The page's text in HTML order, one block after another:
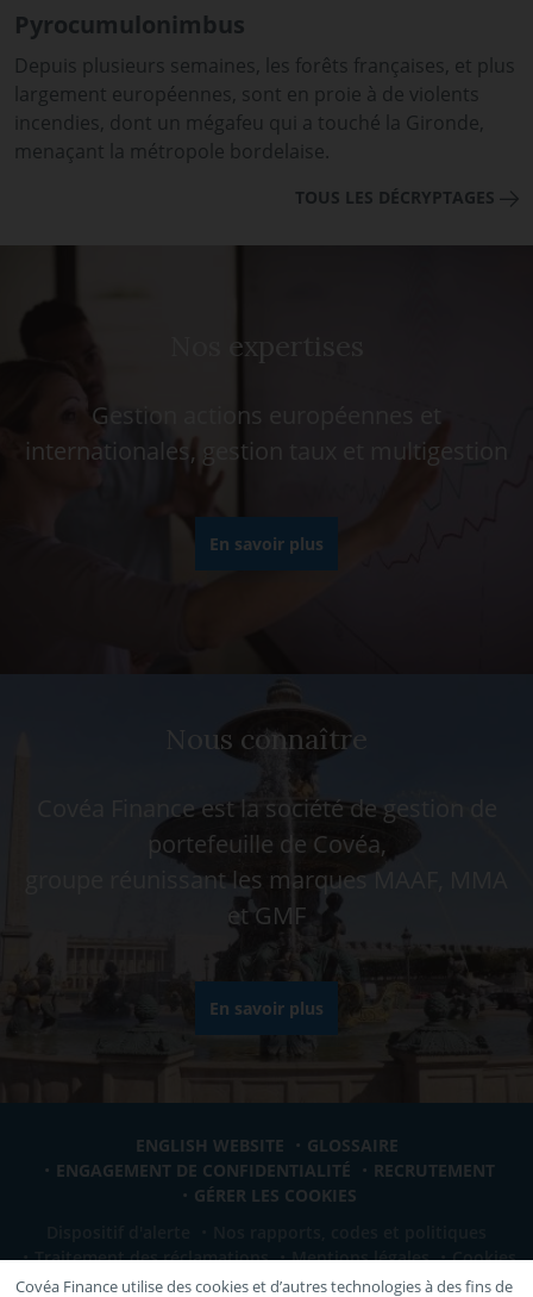
Covéa Finance utilise des cookies et d’autres technologies à des fins de
Pyrocumulonimbus
Depuis plusieurs semaines, les forêts françaises, et plus
largement européennes, sont en proie à de violents
incendies, dont un mégafeu qui a touché la Gironde,
menaçant la métropole bordelaise.
TOUS LES DÉCRYPTAGES
Nos expertises
Gestion actions européennes et
internationales, gestion taux et multigestion
En savoir plus
Nous connaître
Covéa Finance est la société de gestion de
portefeuille de Covéa,
groupe réunissant les marques MAAF, MMA
et GMF
En savoir plus
ENGLISH WEBSITE
GLOSSAIRE
ENGAGEMENT DE CONFIDENTIALITÉ
RECRUTEMENT
GÉRER LES COOKIES
Traitement des réclamations
Mentions légales Cookies